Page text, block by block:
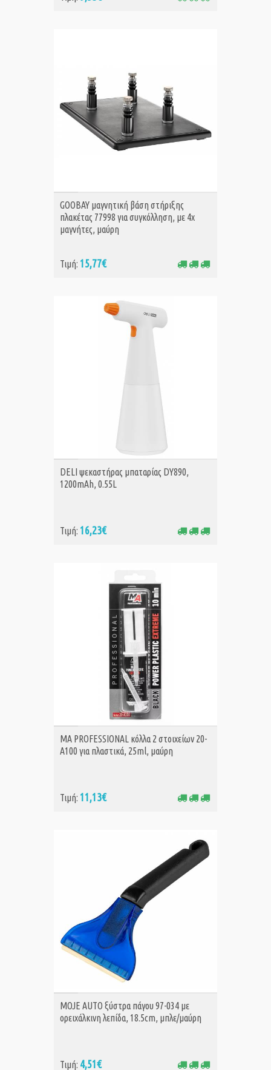
ΑΓΟΡΑ
GOOBAY μαγνητική βάση στήριξης
πλακέτας 77998 για συγκόλληση, με 4x
μαγνήτες, μαύρη
Τιμή: 15,77€
ΑΓΟΡΑ
DELI ψεκαστήρας μπαταρίας DY890,
1200mAh, 0.55L
Τιμή: 16,23€
ΑΓΟΡΑ
MA PROFESSIONAL κόλλα 2 στοιχείων 20-
A100 για πλαστικά, 25ml, μαύρη
Τιμή: 11,13€
ΑΓΟΡΑ
MOJE AUTO ξύστρα πάγου 97-034 με
ορειχάλκινη λεπίδα, 18.5cm, μπλε/μαύρη
Τιμή: 4,51€